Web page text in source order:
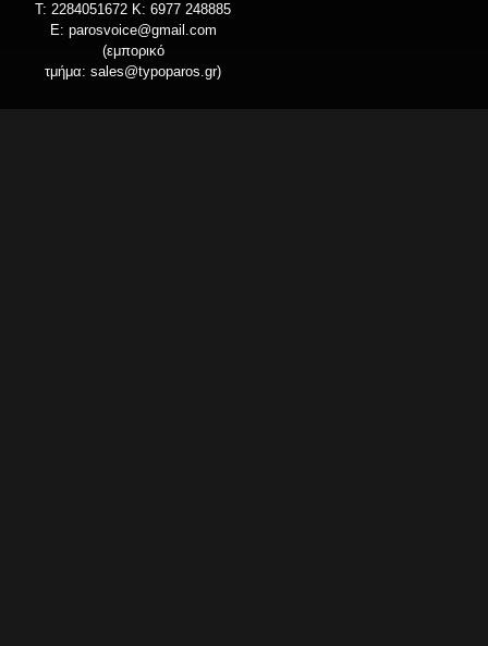
T: 2284051672 Κ: 6977 248885
E: parosvoice@gmail.com
(εμπορικό
τμήμα: sales@typoparos.gr)